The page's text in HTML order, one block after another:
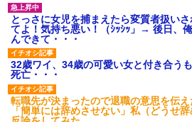
とっさに女児を捕まえたら変質者扱い
てよ！気持ち悪い！（ｼｯｼｯ」→ 後日、
んできて・・・
32歳ワイ、34歳の可愛い女と付き合う
死亡・・・
転職先が決まったので退職の意思を伝え
「簡単には辞めさせない」私（どうせ